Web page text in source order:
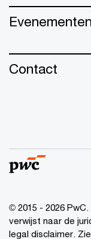
Evenementen
Contact
© 2015 - 2026
verwijst naar de
legal disclaimer.